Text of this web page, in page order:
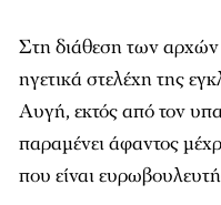
Στη διάθεση των αρχών
ηγετικά στελέχη της
Αυγή, εκτός από τον
παραμένει άφαντος
που είναι